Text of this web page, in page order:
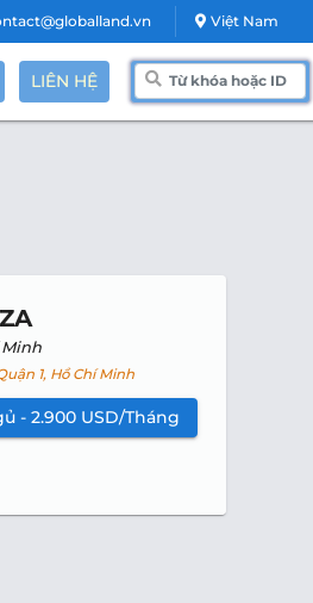
Việt Nam
LIÊN HỆ
Minh
1, Hồ Chí Minh
- 2.900 USD/Tháng